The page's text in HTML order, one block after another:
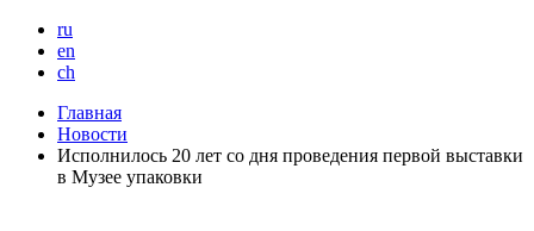
ru
en
ch
Главная
Новости
Исполнилось 20 лет со дня проведения первой выставки
в Музее упаковки